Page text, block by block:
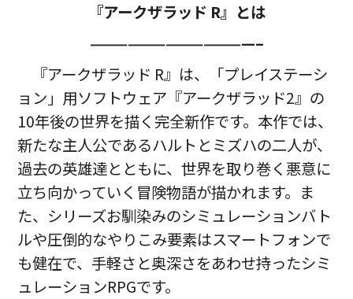
『アークザラッド R』とは
—————————————–
『アークザラッド R』は、「プレイステーシ
ョン」用ソフトウェア『アークザラッド2』の
10年後の世界を描く完全新作です。本作では、
新たな主人公であるハルトとミズハの二人が、
過去の英雄達とともに、世界を取り巻く悪意に
立ち向かっていく冒険物語が描かれます。ま
た、シリーズお馴染みのシミュレーションバト
ルや圧倒的なやりこみ要素はスマートフォンで
も健在で、手軽さと奥深さをあわせ持ったシミ
ュレーションRPGです。